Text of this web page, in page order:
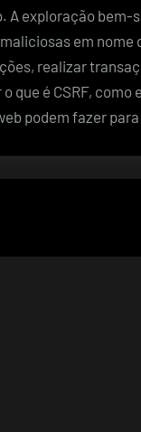
A exploração bem-
em
realizar
que é CSRF,
podem fazer